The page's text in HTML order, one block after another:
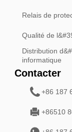
Relais de
Qualité de
Distribution
informatique
Contacter
+86 187
+86510